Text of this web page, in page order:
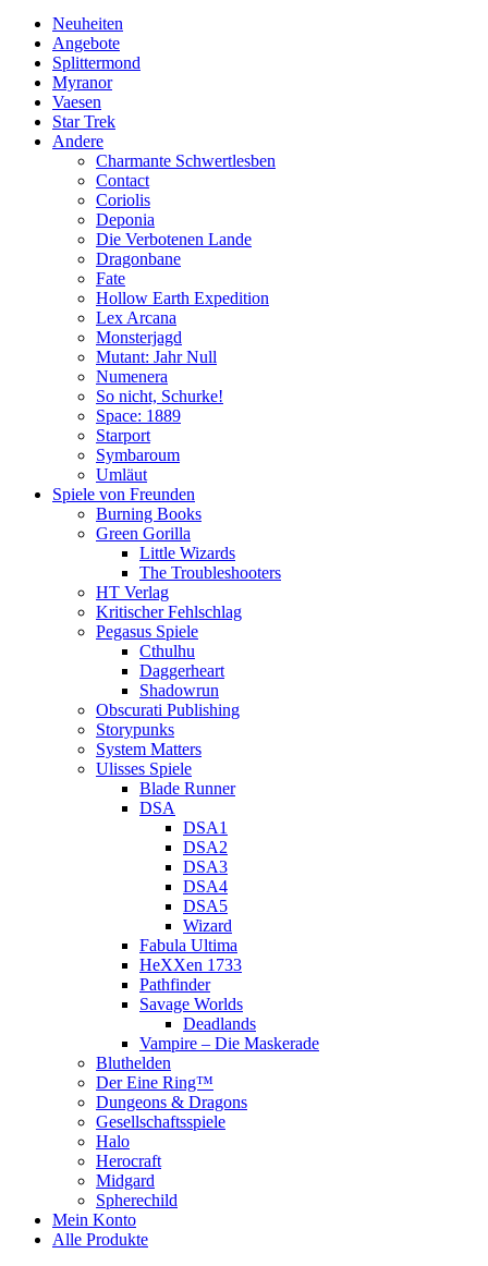
Neuheiten
Angebote
Splittermond
Myranor
Vaesen
Star Trek
Andere
Charmante Schwertlesben
Contact
Coriolis
Deponia
Die Verbotenen Lande
Dragonbane
Fate
Hollow Earth Expedition
Lex Arcana
Monsterjagd
Mutant: Jahr Null
Numenera
So nicht, Schurke!
Space: 1889
Starport
Symbaroum
Umläut
Spiele von Freunden
Burning Books
Green Gorilla
Little Wizards
The Troubleshooters
HT Verlag
Kritischer Fehlschlag
Pegasus Spiele
Cthulhu
Daggerheart
Shadowrun
Obscurati Publishing
Storypunks
System Matters
Ulisses Spiele
Blade Runner
DSA
DSA1
DSA2
DSA3
DSA4
DSA5
Wizard
Fabula Ultima
HeXXen 1733
Pathfinder
Savage Worlds
Deadlands
Vampire – Die Maskerade
Bluthelden
Der Eine Ring™
Dungeons & Dragons
Gesellschaftsspiele
Halo
Herocraft
Midgard
Spherechild
Mein Konto
Alle Produkte